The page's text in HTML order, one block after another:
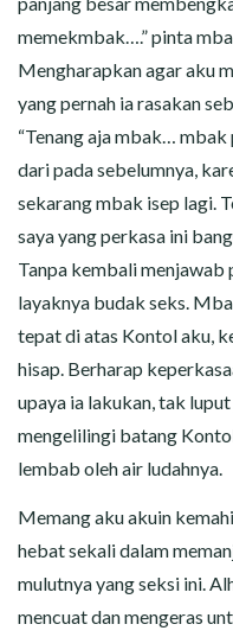
memekmbak….” pinta
Mengharapkan agar aku
yang pernah ia rasakan
“Tenang aja mbak…
dari pada sebelumnya,
sekarang mbak isep lagi.
saya yang perkasa ini
Tanpa kembali menjawab
layaknya budak seks.
tepat di atas Kontol aku,
hisap. Berharap
upaya ia lakukan, tak
mengelilingi batang
lembab oleh air ludahnya.
Memang aku akuin
hebat sekali dalam
mulutnya yang seksi ini.
mencuat dan mengeras